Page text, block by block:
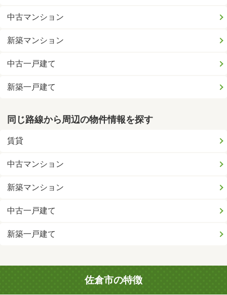
中古マンション
新築マンション
中古一戸建て
新築一戸建て
同じ路線から周辺の物件情報を探す
賃貸
中古マンション
新築マンション
中古一戸建て
新築一戸建て
佐倉市の特徴